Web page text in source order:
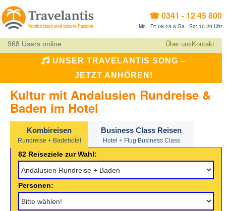
☎ 0341 - 12 45 800
Mo - Fr: 08-19 & Sa - So: 10-20 Uhr
968 Users online Über uns Kontakt
UNSER TRAVELANTIS SONG –
JETZT ANHÖREN!
Kultur mit Andalusien Rundreise &
Baden im Hotel
Kombireisen
Rundreise + Badehotel
Business Class Reisen
Hotel + Flug Business Class
82 Reiseziele zur Wahl:
Personen: